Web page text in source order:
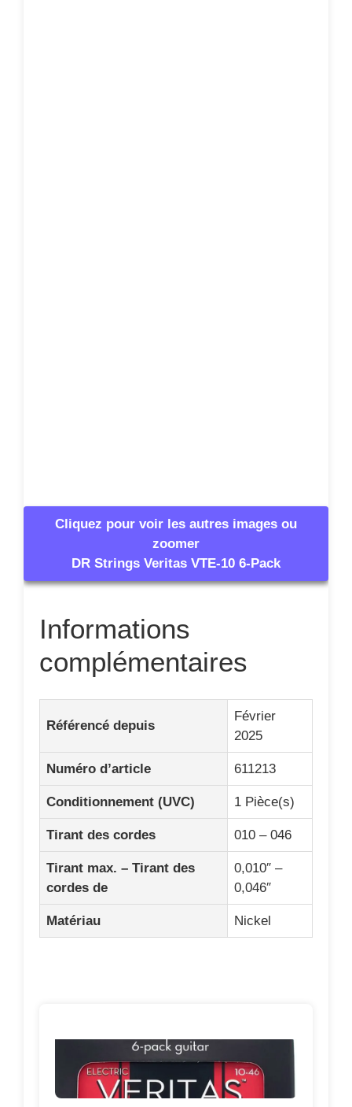
Cliquez pour voir les autres images ou
zoomer
DR Strings Veritas VTE-10 6-Pack
Informations
complémentaires
Référencé depuis
Février
2025
Numéro d’article 611213
Conditionnement (UVC) 1 Pièce(s)
Tirant des cordes 010 – 046
Tirant max. – Tirant des
cordes de
0,010″ –
0,046″
Matériau Nickel